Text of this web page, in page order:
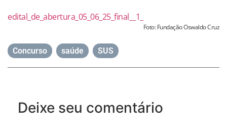
edital_de_abertura_05_06_25_final__1_
Foto: Fundação Oswaldo Cruz
Concurso saúde SUS
Deixe seu comentário